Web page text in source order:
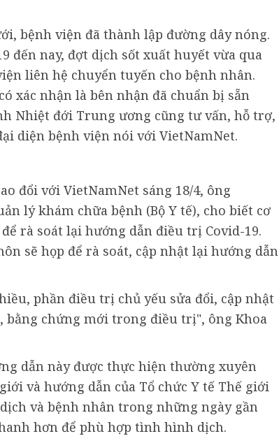
bệnh viện đã thành lập đường dây nóng.
đến nay, đợt dịch sốt xuất huyết vừa qua
liên hệ chuyển tuyến cho bệnh nhân.
xác nhận là bên nhận đã chuẩn bị sẵn
Nhiệt đới Trung ương cũng tư vấn, hỗ trợ,
diện bệnh viện nói với VietNamNet.
đổi với VietNamNet sáng 18/4, ông
lý khám chữa bệnh (Bộ Y tế), cho biết cơ
rà soát lại hướng dẫn điều trị Covid-19.
sẽ họp để rà soát, cập nhật lại hướng dẫn
phần điều trị chủ yếu sửa đổi, cập nhật
bằng chứng mới trong điều trị", ông Khoa
dẫn này được thực hiện thường xuyên
và hướng dẫn của Tổ chức Y tế Thế giới
và bệnh nhân trong những ngày gần
hơn để phù hợp tình hình dịch.